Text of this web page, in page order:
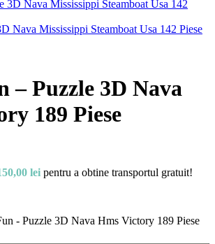
Nava Mississippi Steamboat Usa 142 Piese
– Puzzle 3D Nava
189 Piese
lei pentru a obtine transportul gratuit!
- Puzzle 3D Nava Hms Victory 189 Piese